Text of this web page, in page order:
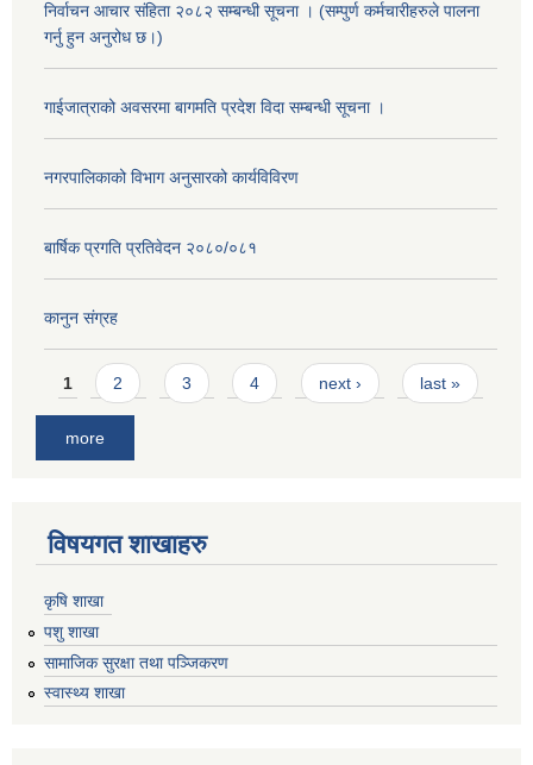
निर्वाचन आचार संहिता २०८२ सम्बन्धी सूचना । (सम्पुर्ण कर्मचारीहरुले पालना
गर्नु हुन अनुरोध छ।)
गाईजात्राको अवसरमा बागमति प्रदेश विदा सम्बन्धी सूचना ।
नगरपालिकाको विभाग अनुसारको कार्यविविरण
बार्षिक प्रगति प्रतिवेदन २०८०/०८१
कानुन संग्रह
Pages
1 2 3 4 next › last »
more
विषयगत शाखाहरु
कृषि शाखा
पशु शाखा
सामाजिक सुरक्षा तथा पञ्जिकरण
स्वास्थ्य शाखा